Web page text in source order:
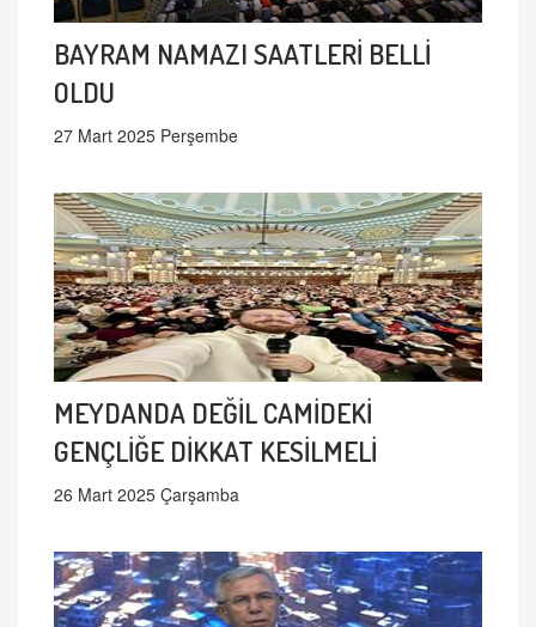
BAYRAM NAMAZI SAATLERİ BELLİ
OLDU
27 Mart 2025 Perşembe
MEYDANDA DEĞİL CAMİDEKİ
GENÇLİĞE DİKKAT KESİLMELİ
26 Mart 2025 Çarşamba